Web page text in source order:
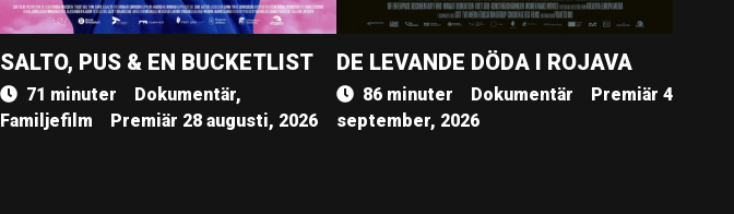
SALTO, PUS & EN BUCKETLIST
71 minuter
Dokumentär,
Familjefilm
Premiär 28 augusti, 2026
DE LEVANDE DÖDA I ROJAVA
86 minuter Dokumentär
Premiär 4
september, 2026